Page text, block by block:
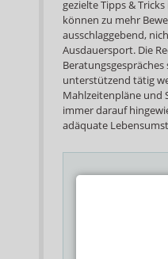
gezielte Tipps &
können zu mehr
ausschlaggebend,
Ausdauersport. Die
unterstützend tätig
Mahlzeitenpläne und
immer darauf
adäquate
Das